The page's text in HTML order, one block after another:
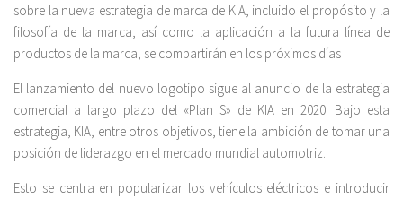
sobre la nueva estrategia de marca de KIA, incluido el propósito y la
filosofía de la marca, así como la aplicación a la futura línea de
productos de la marca, se compartirán en los próximos días
El lanzamiento del nuevo logotipo sigue al anuncio de la estrategia
comercial a largo plazo del «Plan S» de KIA en 2020. Bajo esta
estrategia, KIA, entre otros objetivos, tiene la ambición de tomar una
posición de liderazgo en el mercado mundial automotriz.
Esto se centra en popularizar los vehículos eléctricos e introducir